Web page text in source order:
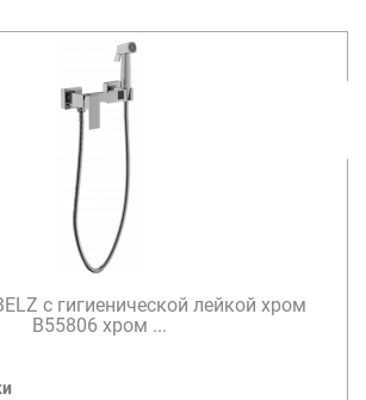
с гигиенической лейкой хром
B55806 хром ...